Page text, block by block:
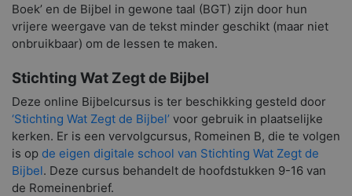
Boek’ en de Bijbel in gewone taal (BGT) zijn door hun
vrijere weergave van de tekst minder geschikt (maar niet
onbruikbaar) om de lessen te maken.
Stichting Wat Zegt de Bijbel
Deze online Bijbelcursus is ter beschikking gesteld door
‘Stichting Wat Zegt de Bijbel’ voor gebruik in plaatselijke
kerken. Er is een vervolgcursus, Romeinen B, die te volgen
is op de eigen digitale school van Stichting Wat Zegt de
Bijbel. Deze cursus behandelt de hoofdstukken 9-16 van
de Romeinenbrief.